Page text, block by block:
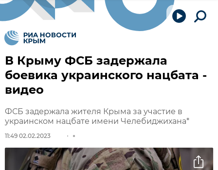
В Крыму ФСБ задержала
боевика украинского нацбата -
видео
ФСБ задержала жителя Крыма за участие в
украинском нацбате имени Челебиджихана*
11:49 02.02.2023